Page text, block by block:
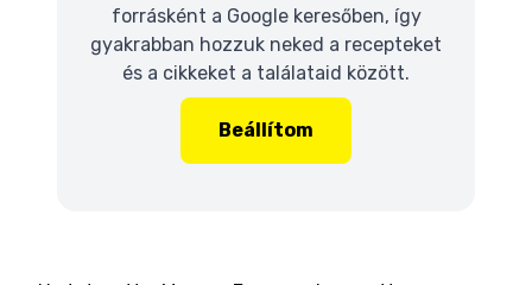
forrásként a Google keresőben, így
gyakrabban hozzuk neked a recepteket
és a cikkeket a találataid között.
Beállítom